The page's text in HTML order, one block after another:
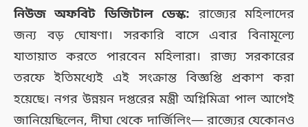
নিউজ অফবিট ডিজিটাল ডেস্ক: রাজ্যের মহিলাদের
জন্য বড় ঘোষণা। সরকারি বাসে এবার বিনামূল্যে
যাতায়াত করতে পারবেন মহিলারা। রাজ্য সরকারের
তরফে ইতিমধ্যেই এই সংক্রান্ত বিজ্ঞপ্তি প্রকাশ করা
হয়েছে। নগর উন্নয়ন দপ্তরের মন্ত্রী অগ্নিমিত্রা পাল আগেই
জানিয়েছিলেন, দীঘা থেকে দার্জিলিং— রাজ্যের যেকোনও